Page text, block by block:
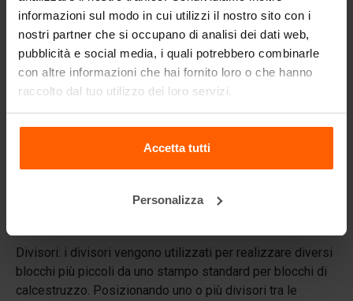
informazioni sul modo in cui utilizzi il nostro sito con i
nostri partner che si occupano di analisi dei dati web,
pubblicità e social media, i quali potrebbero combinarle
con altre informazioni che hai fornito loro o che hanno
raccolto dal tuo utilizzo dei loro servizi.
Accetta tutti
Personalizza
Domande frequenti
Di quale materiale sono fatti gli stampi?
Betonblock® vende blocchi di calcestruzzo?
Betonblock® noleggia stampi?
Divisori: i divisori vengono utilizzati per realizzare diversi
blocchi più piccoli da uno stampo standard per blocchi di
calcestruzzo. Posizionando uno o più divisori tra le